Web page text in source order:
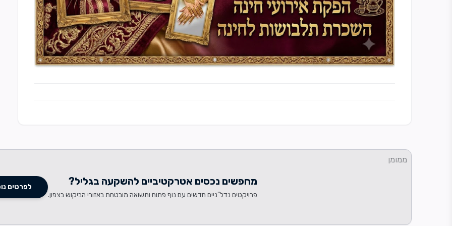
ממומן
מחפשים נכסים אטרקטיביים להשקעה בגליל?
פרויקטים נדל"ניים חדשים עם נוף פתוח ותשואה מובטחת באזורי הביקוש בצפון.
לפרטים